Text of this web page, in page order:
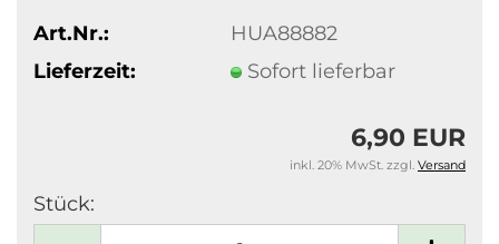
Art.Nr.:
HUA88882
Lieferzeit:
Sofort lieferbar
6,90 EUR
inkl. 20% MwSt. zzgl. Versand
Stück: